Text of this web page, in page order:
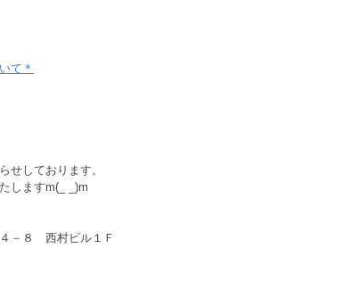
て＊
せしております。
しますm(_ _)m
－８ 西村ビル１Ｆ